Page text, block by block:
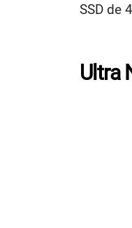
SSD de
Ultra